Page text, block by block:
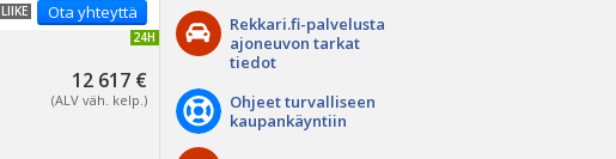
Ota yhteyttä
LIIKE
PÄIVITETTY 24H
12 617 €
(ALV väh. kelp.)
Rekkari.fi-palvelusta
ajoneuvon tarkat
tiedot
Ohjeet turvalliseen
kaupankäyntiin